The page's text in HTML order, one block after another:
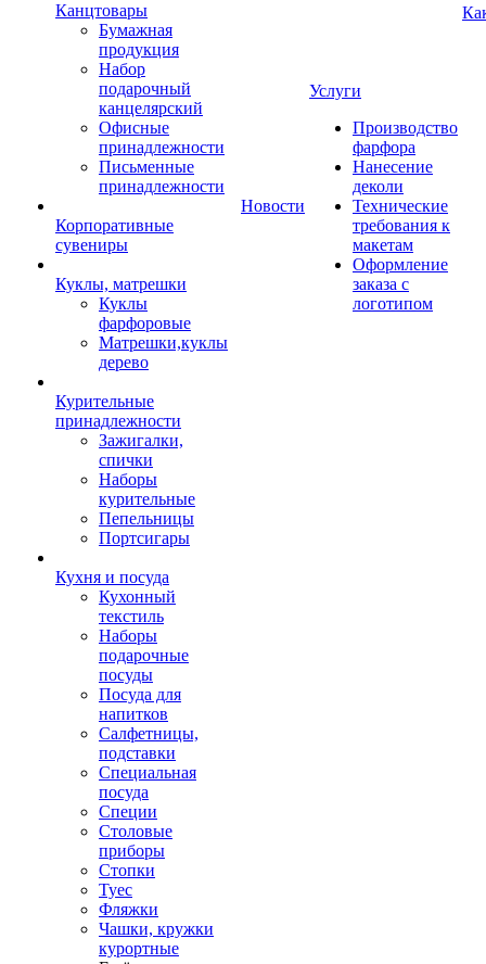
Канцтовары
Бумажная
продукция
Набор
подарочный
канцелярский
Офисные
принадлежности
Письменные
принадлежности
Корпоративные
сувениры
Куклы, матрешки
Куклы
фарфоровые
Матрешки,куклы
дерево
Курительные
принадлежности
Зажигалки,
спички
Наборы
курительные
Пепельницы
Портсигары
Кухня и посуда
Кухонный
текстиль
Наборы
подарочные
посуды
Посуда для
напитков
Салфетницы,
подставки
Специальная
посуда
Специи
Столовые
приборы
Стопки
Туес
Фляжки
Чашки, кружки
курортные
Новости
Услуги
Производство
фарфора
Нанесение
деколи
Технические
требования к
макетам
Оформление
заказа с
логотипом